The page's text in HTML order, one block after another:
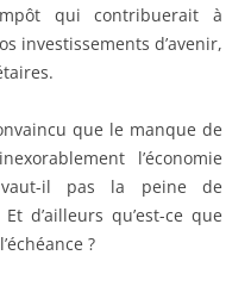
qui contribuerait à
investissements d’avenir,
que le manque de
l’économie
vaut-il pas la peine de
d’ailleurs qu’est-ce que
?